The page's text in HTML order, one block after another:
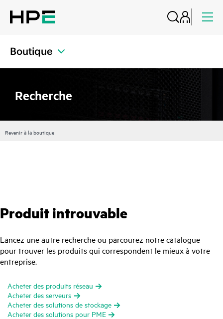
Boutique
Recherche
Revenir à la boutique
Produit introuvable
Lancez une autre recherche ou parcourez notre catalogue
pour trouver les produits qui correspondent le mieux à votre
entreprise.
Acheter des produits réseau
Acheter des serveurs
Acheter des solutions de stockage
Acheter des solutions pour PME